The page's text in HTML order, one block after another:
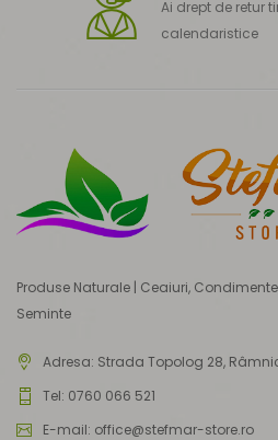
Ai drept de retur
calendaristice
Produse Naturale | Ceaiuri,
Seminte
Adresa: Strada Topolog 28,
Tel: 0760 066 521
E-mail: office@stefmar-store.ro